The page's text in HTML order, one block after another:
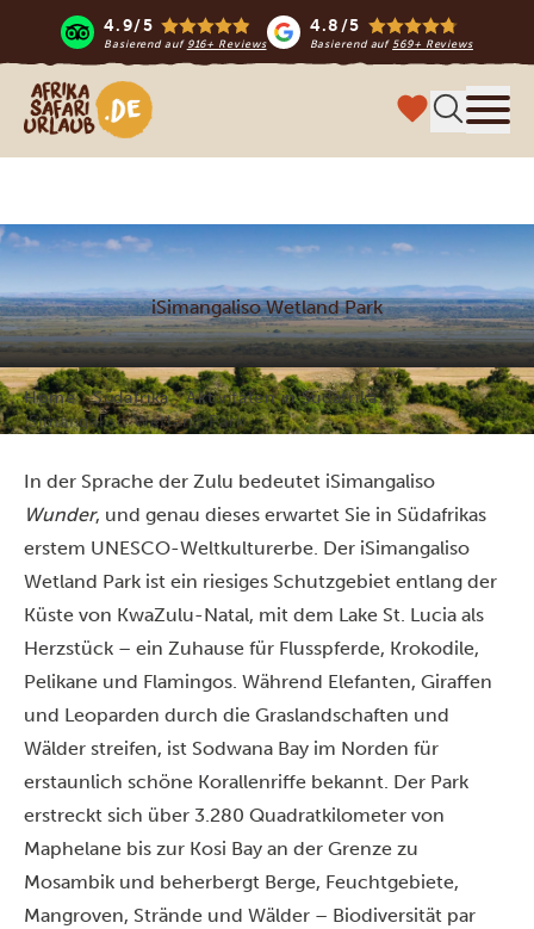
4.9/5
Basierend auf 916+ Reviews
4.8/5
Basierend auf569+ Reviews
Afrika Safari Urlaub
iSimangaliso Wetland Park
Home Südafrika
Aktivitäten in Südafrika
iSimangaliso Wetland Park
In der Sprache der Zulu bedeutet iSimangaliso
Wunder, und genau dieses erwartet Sie in Südafrikas
erstem UNESCO-Weltkulturerbe. Der iSimangaliso
Wetland Park ist ein riesiges Schutzgebiet entlang der
Küste von KwaZulu-Natal, mit dem Lake St. Lucia als
Herzstück – ein Zuhause für Flusspferde, Krokodile,
Pelikane und Flamingos. Während Elefanten, Giraffen
und Leoparden durch die Graslandschaften und
Wälder streifen, ist Sodwana Bay im Norden für
erstaunlich schöne Korallenriffe bekannt. Der Park
erstreckt sich über 3.280 Quadratkilometer von
Maphelane bis zur Kosi Bay an der Grenze zu
Mosambik und beherbergt Berge, Feuchtgebiete,
Mangroven, Strände und Wälder – Biodiversität par